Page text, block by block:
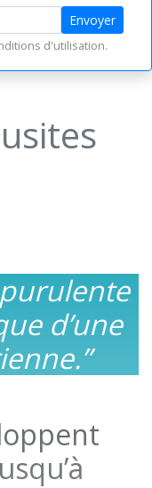
Envoyer
d'utilisation.
d’une